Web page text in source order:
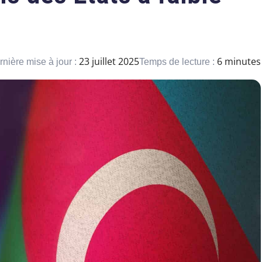
mise à jour : 23 juillet 2025Temps de lecture : 6 minutes